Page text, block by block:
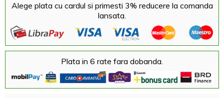
Alege plata cu cardul si primesti 3% reducere la comanda
lansata.
Plata in 6 rate fara dobanda.